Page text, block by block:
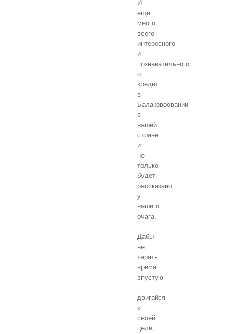
И
еще
много
всего
интересного
и
познавательного
о
кредит
в
Балаковоовании
в
нашей
стране
и
не
только
будет
рассказано
у
нашего
очага.
Дабы
не
терять
время
впустую
-
двигайся
к
своей
цели,